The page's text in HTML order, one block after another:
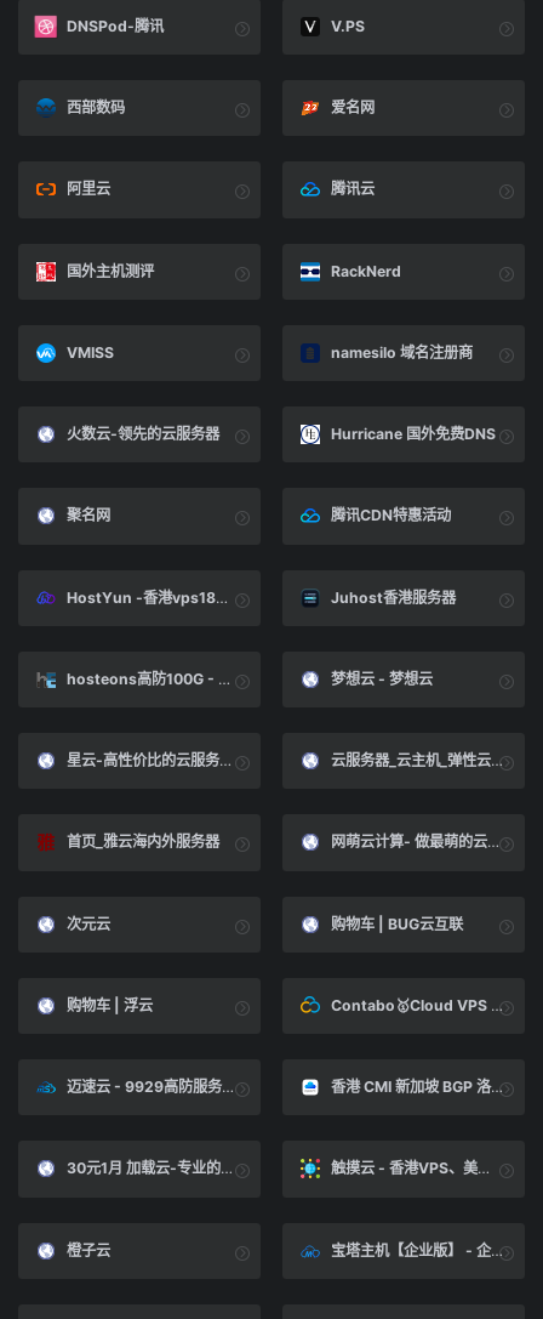
DNSPod-腾讯 V.PS
西部数码 爱名网
阿里云 腾讯云
国外主机测评 RackNerd
VMISS namesilo 域名注册商
火数云-领先的云服务器 Hurricane 国外免费DNS
聚名网 腾讯CDN特惠活动
HostYun -香港vps18元一个月 Juhost香港服务器
hosteons高防100G - Hosteons.com 梦想云 - 梦想云
星云-高性价比的云服务平台！ 云服务器_云主机_弹性云主机租用尽在 润信云
首页_雅云海内外服务器 网萌云计算- 做最萌的云，客户至上，产品从优_网萌云计算
次元云 购物车 | BUG云互联
购物车 | 浮云 Contabo🥇Cloud VPS & Dedicated Servers for a Price You'll Love
迈速云 - 9929高防服务器39元 香港 CMI 新加坡 BGP 洛杉矶 9929 洛杉矶 4837 洛杉矶 BGP 洛杉矶 CN2 GIA
30元1月 加载云-专业的云电脑、云桌面、挂机宝、显卡云、视频渲染服务提供商 触摸云 - 香港VPS、美国高防VPS、美国cera大宽带VPS提供商
橙子云 宝塔主机【企业版】 - 企业版宝塔主机祝您云上快捷应用 - 木空数据